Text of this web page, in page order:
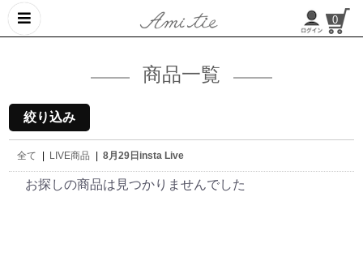
0
商品一覧
絞り込み
全て LIVE商品 8月29日insta Live
お探しの商品は見つかりませんでした